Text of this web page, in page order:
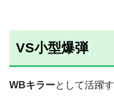
VS小型爆弾
WBキラーとして活躍